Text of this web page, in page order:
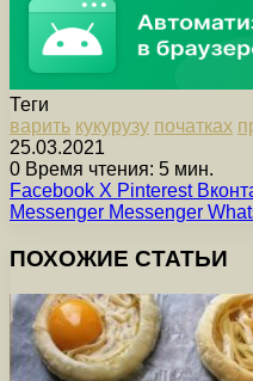
Теги
варить кукурузу початках
25.03.2021
0 Время чтения: 5 мин.
Facebook X Pinterest
Messenger Messenger
ПОХОЖИЕ СТАТЬИ